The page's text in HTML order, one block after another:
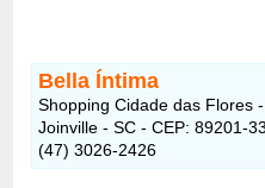
Bella Íntima
Shopping Cidade das Flores
Joinville - SC - CEP: 89201-
(47) 3026-2426